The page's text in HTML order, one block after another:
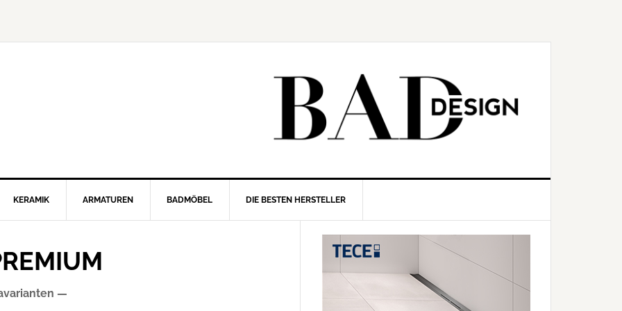
KERAMIK ARMATUREN BADMÖBEL DIE BESTEN HERSTELLER
—